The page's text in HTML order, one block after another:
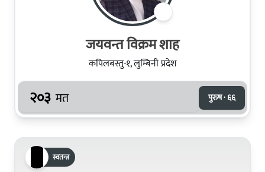
जयवन्त विक्रम शाह
कपिलबस्तु-१, लुम्बिनी प्रदेश
२०३ मत पुरुष · ६६
स्वतन्त्र